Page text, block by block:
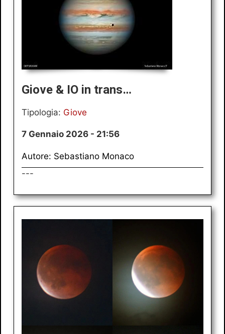
Giove & IO in trans…
Tipologia: Giove
7 Gennaio 2026 - 21:56
Autore: Sebastiano Monaco
---